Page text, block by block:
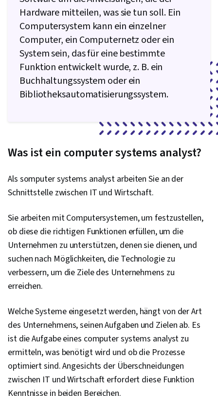
(Werkzeug zur Konfigurationsverwaltung), IT-
Sicherheitsarchitektur, Netzwerkverwaltung,
Cloud-Dienste, Aktives Verzeichnis,
Wiederherstellung im Katastrophenfall, Leichte
Verzeichniszugriffsprotokolle, Server-
Verwaltung, Cloud Computing, Server,
Technische Beratung, System-Konfiguration,
Engineering Tools, Google Gemini, Generative
Branding, Berufliche Entwicklung, Linux-Befehle,
Dateisysteme, Installation der Software, OS
Betriebssysteme, Dateiverwaltung, Microsoft
Windows, System-Unterstützung, Identitäts-
und Zugangsmanagement, Linux-Verwaltung,
Befehlszeilenschnittstelle, Linux,
Benutzerbereitstellung, Technische
Kryptographie, Cyber-Sicherheitsrichtlinien,
Firewall, Sicherheitsstrategie, Berechtigung
(Computing), Sicherheitsbewußtsein,
Beglaubigungen, Sicherheitskontrollen,
Sicherheitsmanagement, Schulung zum
Bewusstsein für Computersicherheit,
Anwendungssicherheit, Management von
Hardware mitteilen, was sie tun soll. Ein
Computersystem kann ein einzelner
Computer, ein Computernetz oder ein
System sein, das für eine bestimmte
Funktion entwickelt wurde, z. B. ein
Buchhaltungssystem oder ein
Bibliotheksautomatisierungssystem.
Was ist ein computer systems analyst?
Als somputer systems analyst arbeiten Sie an der
Schnittstelle zwischen IT und Wirtschaft.
Sie arbeiten mit Computersystemen, um festzustellen,
ob diese die richtigen Funktionen erfüllen, um die
Unternehmen zu unterstützen, denen sie dienen, und
suchen nach Möglichkeiten, die Technologie zu
verbessern, um die Ziele des Unternehmens zu
erreichen.
Welche Systeme eingesetzt werden, hängt von der Art
des Unternehmens, seinen Aufgaben und Zielen ab. Es
ist die Aufgabe eines computer systems analyst zu
ermitteln, was benötigt wird und ob die Prozesse
optimiert sind. Angesichts der Überschneidungen
zwischen IT und Wirtschaft erfordert diese Funktion
Kenntnisse in beiden Bereichen.